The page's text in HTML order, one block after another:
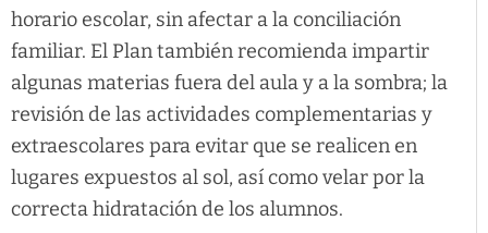
horario escolar, sin afectar a la conciliación
familiar. El Plan también recomienda impartir
algunas materias fuera del aula y a la sombra; la
revisión de las actividades complementarias y
extraescolares para evitar que se realicen en
lugares expuestos al sol, así como velar por la
correcta hidratación de los alumnos.